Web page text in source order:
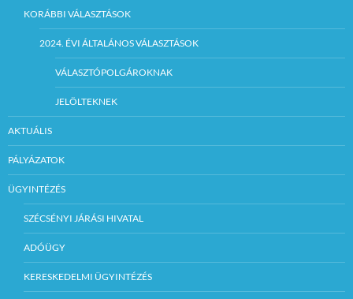
KORÁBBI VÁLASZTÁSOK
2024. ÉVI ÁLTALÁNOS VÁLASZTÁSOK
VÁLASZTÓPOLGÁROKNAK
JELÖLTEKNEK
AKTUÁLIS
PÁLYÁZATOK
ÜGYINTÉZÉS
SZÉCSÉNYI JÁRÁSI HIVATAL
ADÓÜGY
KERESKEDELMI ÜGYINTÉZÉS